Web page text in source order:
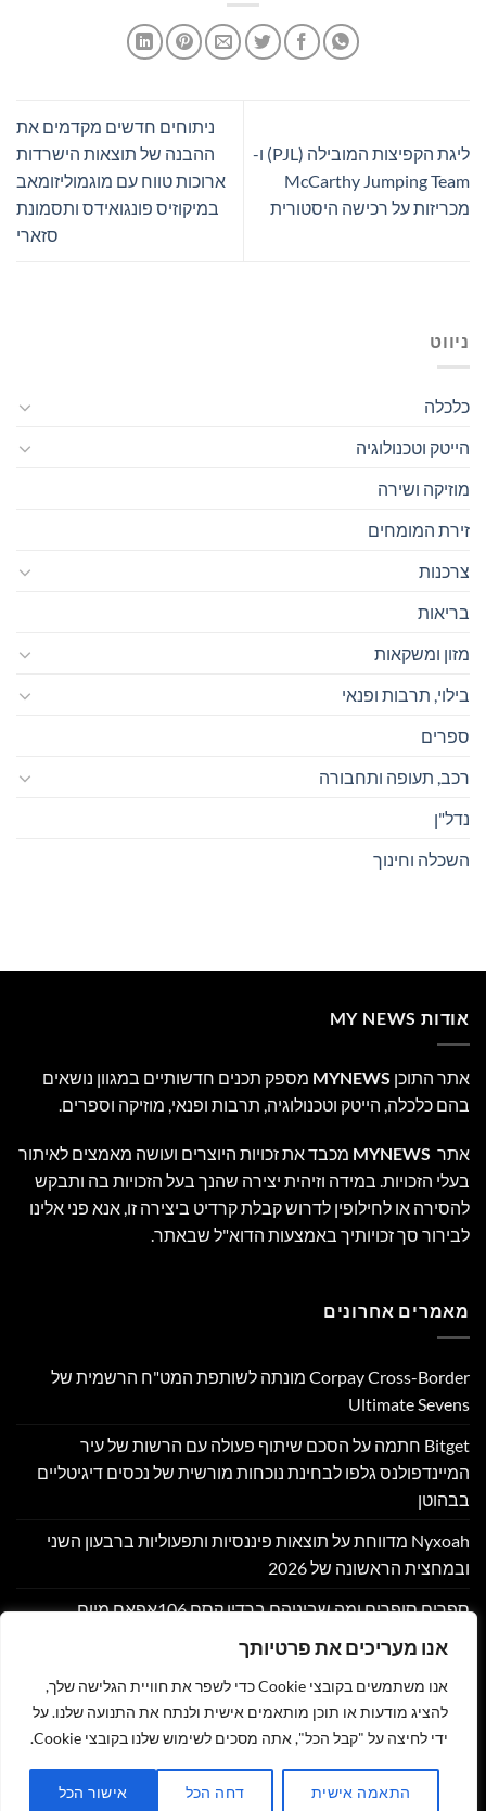
אנו מעריכים את פרטיותך
אנו משתמשים בקובצי Cookie כדי לשפר את חוויית הגלישה שלך,
להציג מודעות או תוכן מותאמים אישית ולנתח את התנועה שלנו. על
ידי לחיצה על "קבל הכל", אתה מסכים לשימוש שלנו בקובצי Cookie.
התאמה אישית דחה הכל אישור הכל
ליגת הקפיצות המובילה (PJL) ו-
McCarthy Jumping Team
מכריזות על רכישה היסטורית
ניתוחים חדשים מקדמים את
ההבנה של תוצאות הישרדות
ארוכות טווח עם מוגמוליזומאב
במיקוזיס פונגואידס ותסמונת
סזארי
ניווט
כלכלה
הייטק וטכנולוגיה
מוזיקה ושירה
זירת המומחים
צרכנות
בריאות
מזון ומשקאות
בילוי, תרבות ופנאי
ספרים
רכב, תעופה ותחבורה
נדל"ן
השכלה וחינוך
אודות MY NEWS
אתר התוכן MYNEWS מספק תכנים חדשותיים במגוון נושאים
בהם כלכלה, הייטק וטכנולוגיה, תרבות ופנאי, מוזיקה וספרים.
אתר MYNEWS מכבד את זכויות היוצרים ועושה מאמצים לאיתור
בעלי הזכויות. במידה וזיהית יצירה שהנך בעל הזכויות בה ותבקש
להסירה או לחילופין לדרוש קבלת קרדיט ביצירה זו, אנא פני אלינו
לבירור סך זכויותיך באמצעות הדוא"ל שבאתר.
מאמרים אחרונים
Corpay Cross-Border מונתה לשותפת המט"ח הרשמית של
Ultimate Sevens
Bitget חתמה על הסכם שיתוף פעולה עם הרשות של עיר
המיינדפולנס גלפו לבחינת נוכחות מורשית של נכסים דיגיטליים
בבהוטן
Nyxoah מדווחת על תוצאות פיננסיות ותפעוליות ברבעון השני
ובמחצית הראשונה של 2026
ספרים סופרים ומה שביניהם ברדיו קסם 106אפאם מיום
שוק אסימוני המניות מזנק ב-140% ב-2026 בהתאם למיפוי השוק
במחקר חדש של DeFiLlama